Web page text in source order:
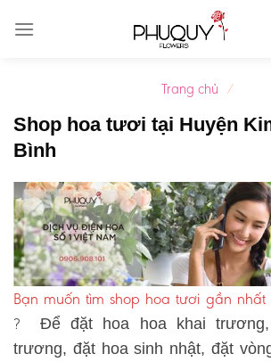
Trang chủ /
Shop hoa tươi tại Huyện
Bình
Bạn muốn tìm shop hoa tươi gần nhất
? Để đặt hoa hoa khai trương,
trương, đặt hoa sinh nhật, đặt